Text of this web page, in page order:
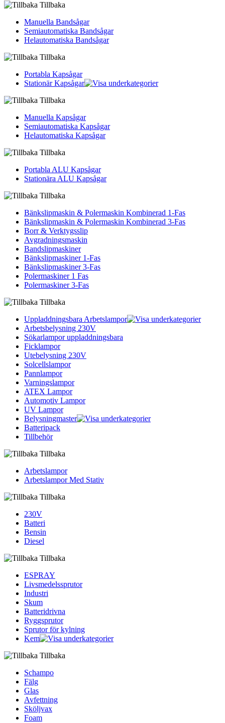
Tillbaka
Manuella Bandsågar
Semiautomatiska Bandsågar
Helautomatiska Bandsågar
Tillbaka
Portabla Kapsågar
Stationär Kapsågar
Tillbaka
Manuella Kapsågar
Semiautomatiska Kapsågar
Helautomatiska Kapsågar
Tillbaka
Portabla ALU Kapsågar
Stationära ALU Kapsågar
Tillbaka
Bänkslipmaskin & Polermaskin Kombinerad 1-Fas
Bänkslipmaskin & Polermaskin Kombinerad 3-Fas
Borr & Verktygsslip
Avgradningsmaskin
Bandslipmaskiner
Bänkslipmaskiner 1-Fas
Bänkslipmaskiner 3-Fas
Polermaskiner 1 Fas
Polermaskiner 3-Fas
Tillbaka
Uppladdningsbara Arbetslampor
Arbetsbelysning 230V
Sökarlampor uppladdningsbara
Ficklampor
Utebelysning 230V
Solcellslampor
Pannlampor
Varningslampor
ATEX Lampor
Automotiv Lampor
UV Lampor
Belysningmaster
Batteripack
Tillbehör
Tillbaka
Arbetslampor
Arbetslampor Med Stativ
Tillbaka
230V
Batteri
Bensin
Diesel
Tillbaka
ESPRAY
Livsmedelssprutor
Industri
Skum
Batteridrivna
Ryggsprutor
Sprutor för kylning
Kem
Tillbaka
Schampo
Fälg
Glas
Avfettning
Sköljvax
Foam